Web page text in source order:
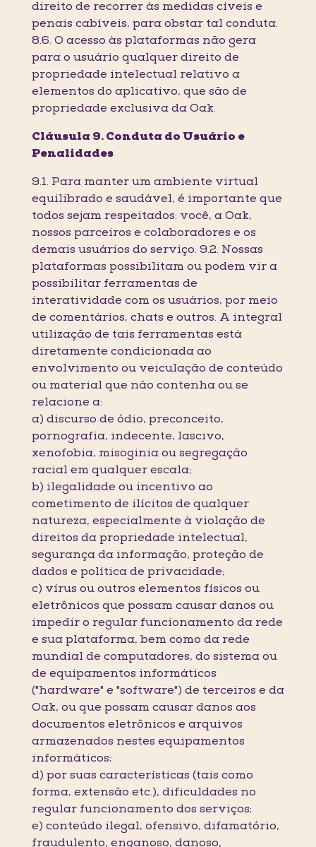
direito de recorrer às medidas cíveis e
penais cabíveis, para obstar tal conduta.
8.6. O acesso às plataformas não gera
para o usuário qualquer direito de
propriedade intelectual relativo a
elementos do aplicativo, que são de
propriedade exclusiva da Oak.
Cláusula 9. Conduta do Usuário e
Penalidades
9.1. Para manter um ambiente virtual
equilibrado e saudável, é importante que
todos sejam respeitados: você, a Oak,
nossos parceiros e colaboradores e os
demais usuários do serviço. 9.2. Nossas
plataformas possibilitam ou podem vir a
possibilitar ferramentas de
interatividade com os usuários, por meio
de comentários, chats e outros. A integral
utilização de tais ferramentas está
diretamente condicionada ao
envolvimento ou veiculação de conteúdo
ou material que não contenha ou se
relacione a:
a) discurso de ódio, preconceito,
pornografia, indecente, lascivo,
xenofobia, misoginia ou segregação
racial em qualquer escala;
b) ilegalidade ou incentivo ao
cometimento de ilícitos de qualquer
natureza, especialmente à violação de
direitos da propriedade intelectual,
segurança da informação, proteção de
dados e política de privacidade;
c) vírus ou outros elementos físicos ou
eletrônicos que possam causar danos ou
impedir o regular funcionamento da rede
e sua plataforma, bem como da rede
mundial de computadores, do sistema ou
de equipamentos informáticos
("hardware" e "software") de terceiros e da
Oak, ou que possam causar danos aos
documentos eletrônicos e arquivos
armazenados nestes equipamentos
informáticos;
d) por suas características (tais como
forma, extensão etc.), dificuldades no
regular funcionamento dos serviços;
e) conteúdo ilegal, ofensivo, difamatório,
fraudulento, enganoso, danoso,